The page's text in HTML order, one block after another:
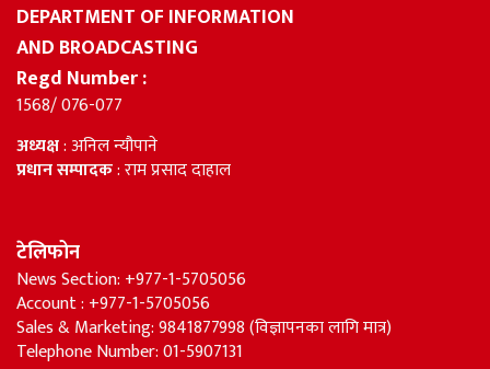
DEPARTMENT OF INFORMATION
AND BROADCASTING
Regd Number :
1568/ 076-077
अध्यक्ष: अनिल न्यौपाने
प्रधान सम्पादक: राम प्रसाद दाहाल
टेलिफोन
News Section: +977-1-5705056
Account : +977-1-5705056
Sales & Marketing: 9841877998 (विज्ञापनका लागि मात्र)
Telephone Number: 01-5907131